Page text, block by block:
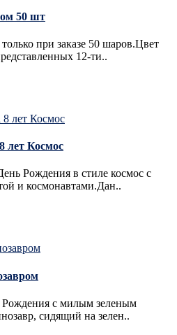
50 шт
при заказе 50 шаров.Цвет
12-ти..
лет Космос
Рождения в стиле космос с
и космонавтами.Дан..
Рождения с милым зеленым
сидящий на зелен..